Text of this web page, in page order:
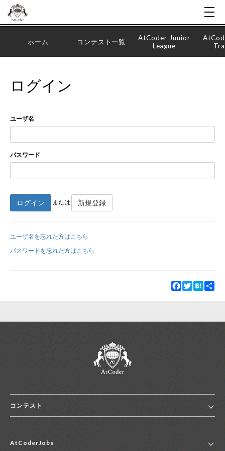
新規登録
ホーム コンテスト一覧
AtCoder Junior
League
ログイン
ユーザ名
パスワード
ログイン または 新規登録
ユーザ名を忘れた方はこちら
パスワードを忘れた方はこちら
Facebook
TwitterHatena
コンテスト
コンテスト一覧
AtCoderJobs